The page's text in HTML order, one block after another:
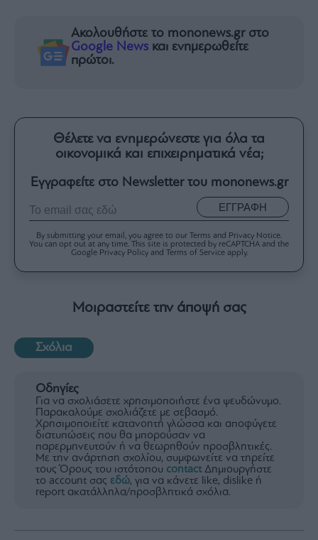
Ακολουθήστε το mononews.gr στο
Google News και ενημερωθείτε
πρώτοι.
Θέλετε να ενημερώνεστε για όλα τα
οικονομικά και επιχειρηματικά νέα;
Εγγραφείτε στο Newsletter του mononews.gr
ΕΓΓΡΑΦΗ
By submitting your email, you agree to our Terms and Privacy Notice.
You can opt out at any time. This site is protected by reCAPTCHA and the
Google Privacy Policy and Terms of Service apply.
Μοιραστείτε την άποψή σας
Σχόλια
Οδηγίες
Για να σχολιάσετε χρησιμοποιήστε ένα ψευδώνυμο.
Παρακαλούμε σχολιάζετε με σεβασμό.
Χρησιμοποιείτε κατανοητή γλώσσα και αποφύγετε
διατυπώσεις που θα μπορούσαν να
παρερμηνευτούν ή να θεωρηθούν προσβλητικές.
Με την ανάρτηση σχολίου, συμφωνείτε να τηρείτε
τους Όρους του ιστότοπου contactΔημιουργήστε
το account σας εδώ, για να κάνετε like, dislike ή
report ακατάλληλα/προσβλητικά σχόλια.